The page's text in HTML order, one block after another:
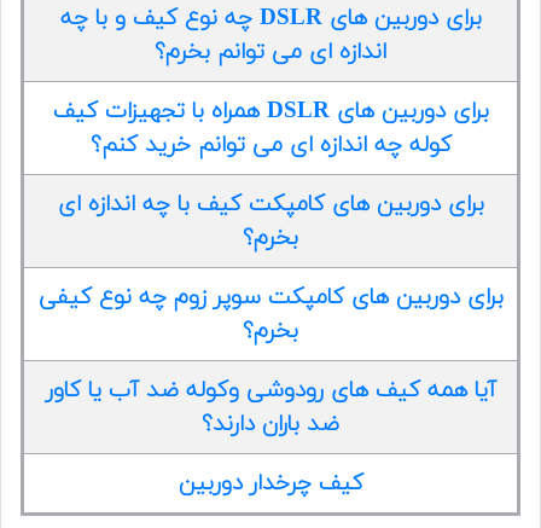
برای دوربین های DSLR چه نوع کیف و با چه
اندازه ای می توانم بخرم؟
برای دوربین های DSLR همراه با تجهیزات کیف
کوله چه اندازه ای می توانم خرید کنم؟
برای دوربین های کامپکت کیف با چه اندازه ای
بخرم؟
برای دوربین های کامپکت سوپر زوم چه نوع کیفی
بخرم؟
آیا همه کیف های رودوشی وکوله ضد آب یا کاور
ضد باران دارند؟
کیف چرخدار دوربین